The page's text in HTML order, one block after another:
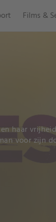
Films &
haar
voor zijn